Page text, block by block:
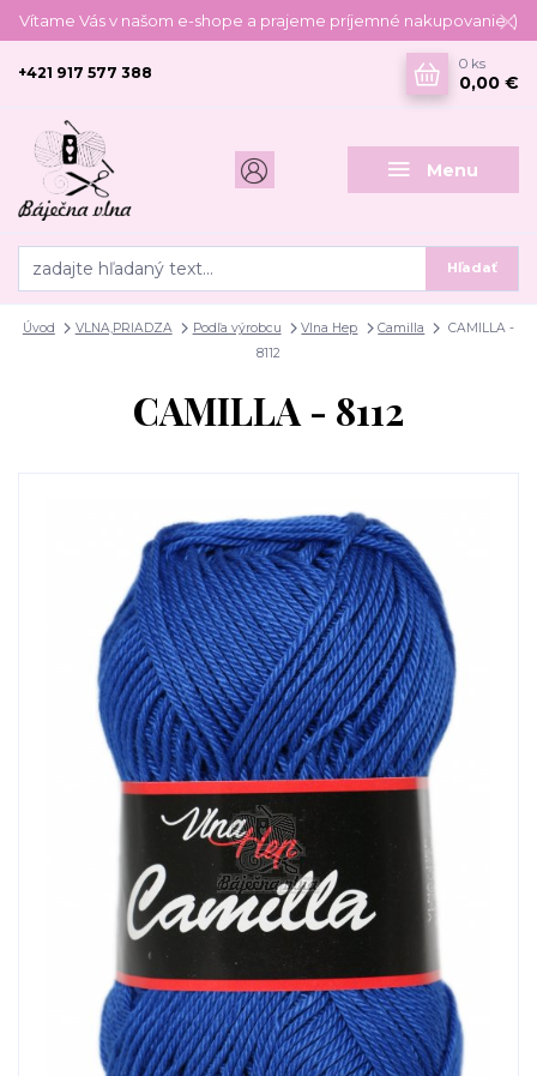
Vítame Vás v našom e-shope a prajeme príjemné nakupovanie :)
Menu
Hľadať
+421 917 577 388
0 ks
0,00 €
Úvod VLNA,PRIADZA Podľa výrobcu Vlna Hep Camilla
CAMILLA -
8112
CAMILLA - 8112